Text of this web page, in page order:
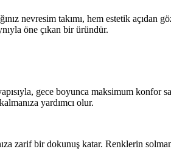
nevresim takımı, hem estetik açıdan
öne çıkan bir üründür.
gece boyunca maksimum konfor
yardımcı olur.
zarif bir dokunuş katar. Renklerin